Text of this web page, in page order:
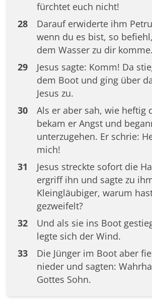
fürchtet euch nicht!
28
Darauf erwiderte ihm
wenn du es bist, so
dem Wasser zu dir komme.
29
Jesus sagte: Komm! Da
dem Boot und ging über
Jesus zu.
30
Als er aber sah, wie heftig
bekam er Angst und
unterzugehen. Er schrie:
mich!
31
Jesus streckte sofort die
ergriff ihn und sagte zu
Kleingläubiger, warum
gezweifelt?
32
Und als sie ins Boot
legte sich der Wind.
33
Die Jünger im Boot aber
nieder und sagten:
Gottes Sohn.